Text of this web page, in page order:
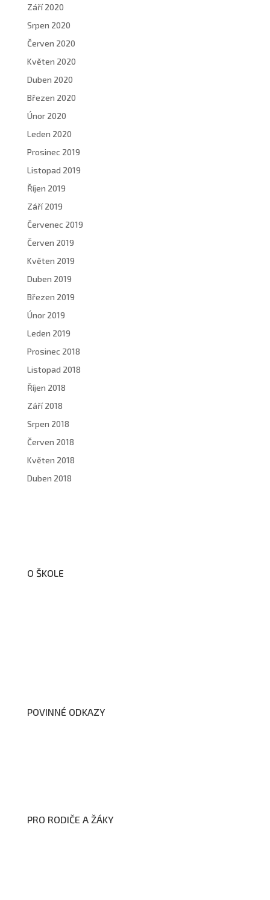
Září 2020
Srpen 2020
Červen 2020
Květen 2020
Duben 2020
Březen 2020
Únor 2020
Leden 2020
Prosinec 2019
Listopad 2019
Říjen 2019
Září 2019
Červenec 2019
Červen 2019
Květen 2019
Duben 2019
Březen 2019
Únor 2019
Leden 2019
Prosinec 2018
Listopad 2018
Říjen 2018
Září 2018
Srpen 2018
Červen 2018
Květen 2018
Duben 2018
O ŠKOLE
POVINNÉ ODKAZY
PRO RODIČE A ŽÁKY